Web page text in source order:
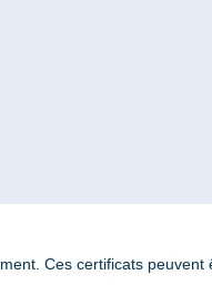
Ces certificats